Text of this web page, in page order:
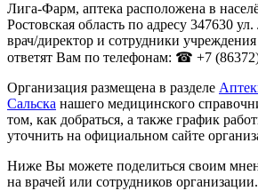
Лига-Фарм, аптека расположена в
Ростовская область по адресу 347630
врач/директор и сотрудники
ответят Вам по телефонам: ☎ +7
Организация размещена в разделе
Сальска нашего медицинского
том, как добраться, а также график
уточнить на официальном сайте
Ниже Вы можете поделиться своим
на врачей или сотрудников организации.